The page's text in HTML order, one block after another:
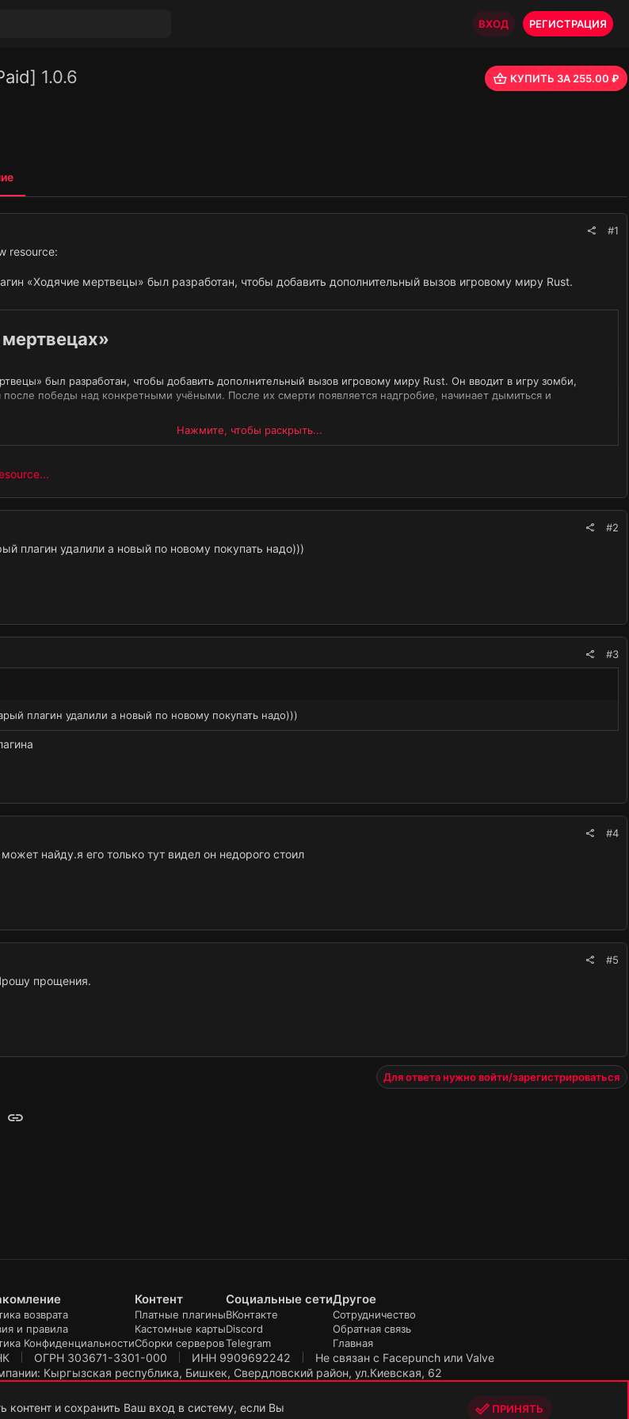
ВХОД РЕГИСТРАЦИЯ
1.0.6
КУПИТЬ ЗА 255.00 ₽
#1
resource:
«Ходячие мертвецы» был разработан, чтобы добавить дополнительный вызов игровому миру Rust.
был разработан, чтобы добавить дополнительный вызов игровому миру Rust. Он вводит в игру зомби,
после победы над конкретными учёными. После их смерти появляется надгробие, начинает дымиться и
зомби в игровом мире при поражении определенных ученых. Конфигурация плагина включает
Нажмите, чтобы раскрыть...
#2
плагин удалили а новый по новому покупать надо)))
#3
плагин удалили а новый по новому покупать надо)))
#4
найду.я его только тут видел он недорого стоил
#5
прощения.
Для ответа нужно войти/зарегистрироваться
Электронная почта
Ссылка
возврата
и правила
Конфиденциальности
Контент
Платные плагины
Кастомные карты
Сборки серверов
Социальные сети
ВКонтакте
Discord
Telegram
Другое
Сотрудничество
Обратная связь
Главная
ОГРН 303671-3301-000 ИНН 9909692242
Не связан с Facepunch или Valve
Кыргызская республика, Бишкек, Свердловский район, ул.Киевская, 62
контент и сохранить Ваш вход в систему, если Вы
ПРИНЯТЬ